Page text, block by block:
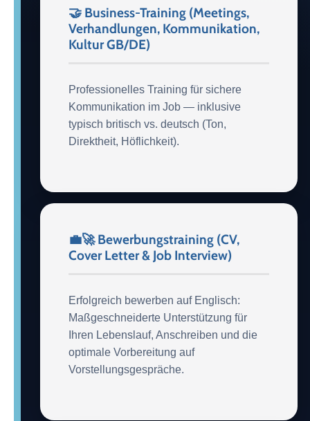
🤝 Business-Training (Meetings,
Verhandlungen, Kommunikation,
Kultur GB/DE)
Professionelles Training für sichere
Kommunikation im Job — inklusive
typisch britisch vs. deutsch (Ton,
Direktheit, Höflichkeit).
💼🚀 Bewerbungstraining (CV,
Cover Letter & Job Interview)
Erfolgreich bewerben auf Englisch:
Maßgeschneiderte Unterstützung für
Ihren Lebenslauf, Anschreiben und die
optimale Vorbereitung auf
Vorstellungsgespräche.